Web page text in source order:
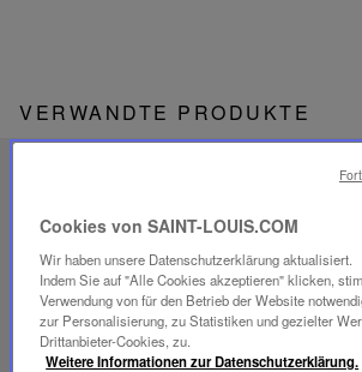
VERWANDTE PRODUKTE
EINZIGARTIGES
SAVOIR-FAIRE
FOLIA
Cookies von SAINT-LOUIS.COM
Wir haben unsere Datenschutzerklärung aktualisiert.
Indem Sie auf "Alle Cookies akzeptieren" klicken,
Verwendung von für den Betrieb der Website
zur Personalisierung, zu Statistiken und gezielter
Drittanbieter-Cookies, zu.
Weitere Informationen zur Datenschutzerklärung.